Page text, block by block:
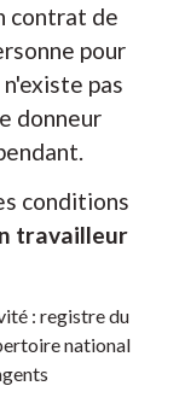
contrat de
pour
pas
donneur
conditions
travailleur
: registre du
national